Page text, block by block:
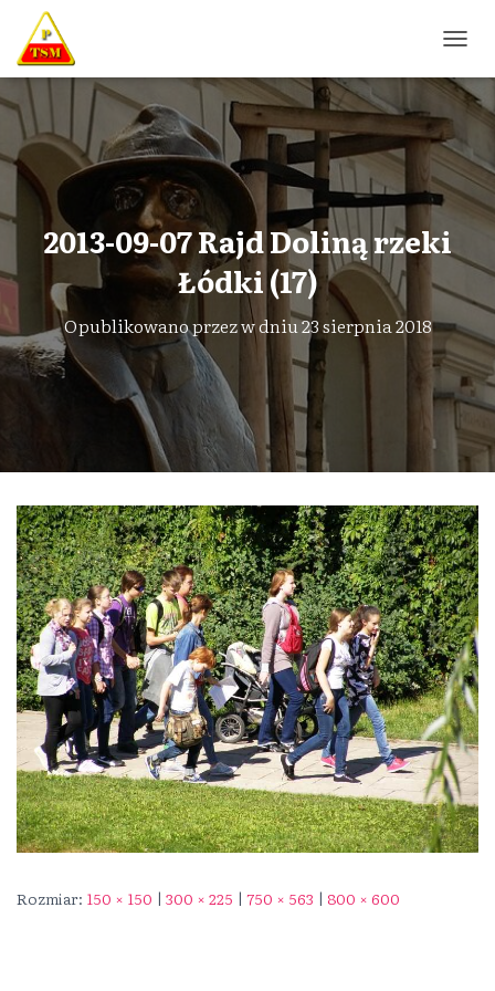
R
Z
Ł
Ą
C
W
G
A
C
J
Ę
2013-09-07 Rajd Doliną rzeki
Łódki (17)
Opublikowano przezw dniu23 sierpnia 2018
Rozmiar: 150 × 150 | 300 × 225 | 750 × 563 | 800 × 600